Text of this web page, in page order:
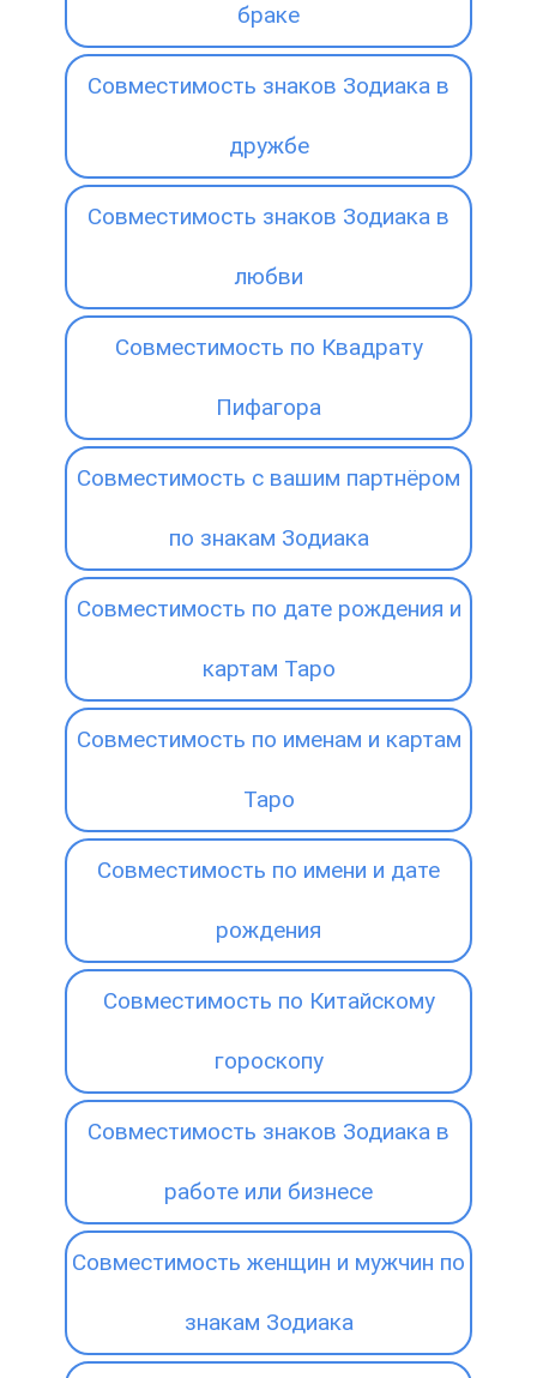
браке
Совместимость знаков Зодиака в
дружбе
Совместимость знаков Зодиака в
любви
Совместимость по Квадрату
Пифагора
Совместимость с вашим партнёром
по знакам Зодиака
Совместимость по дате рождения и
картам Таро
Совместимость по именам и картам
Таро
Совместимость по имени и дате
рождения
Совместимость по Китайскому
гороскопу
Совместимость знаков Зодиака в
работе или бизнесе
Совместимость женщин и мужчин по
знакам Зодиака